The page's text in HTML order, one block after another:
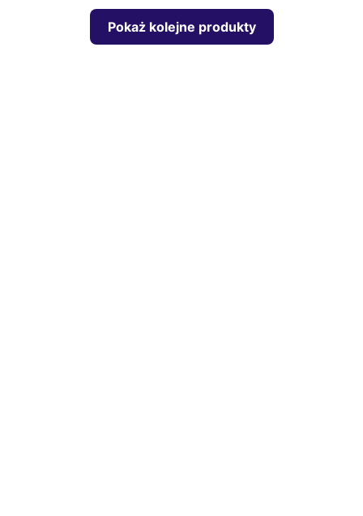
Pokaż kolejne produkty